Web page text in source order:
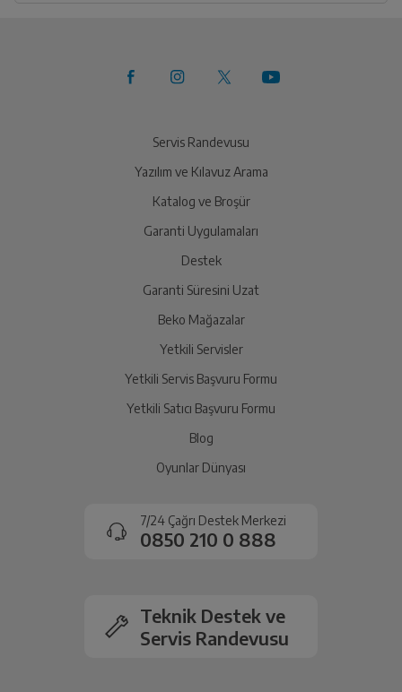
Yetkili Servis İade Randevusu
Oluşturun
Ürünü eksiksiz ve hasarsız olarak faturası ile birlikte
İade Talebiniz Onaylansın
Yetkili servis gerekli kontrolleri sağladıktan sonra İade
süreciniz tamamlanacaktır.
Ücretiniz İade Edilsin
gerçekleşecektir.
İlk yorumu sen yap!
Servis Randevusu
Yazılım ve Kılavuz Arama
Katalog ve Broşür
Garanti Uygulamaları
Destek
Garanti Süresini Uzat
Beko Mağazalar
Yetkili Servisler
Yetkili Servis Başvuru Formu
Yetkili Satıcı Başvuru Formu
Blog
Oyunlar Dünyası
7/24 Çağrı Destek Merkezi
0850 210 0 888
Teknik Destek ve
Servis Randevusu